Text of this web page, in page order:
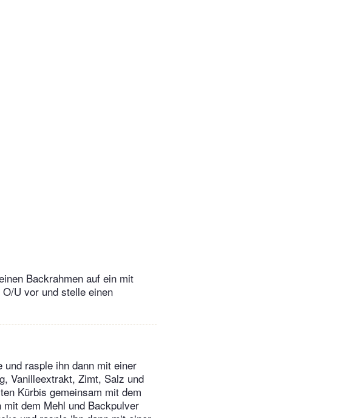
Backrahmen auf ein mit
U vor und stelle einen
rasple ihn dann mit einer
Vanilleextrakt, Zimt, Salz und
Kürbis gemeinsam mit dem
dem Mehl und Backpulver